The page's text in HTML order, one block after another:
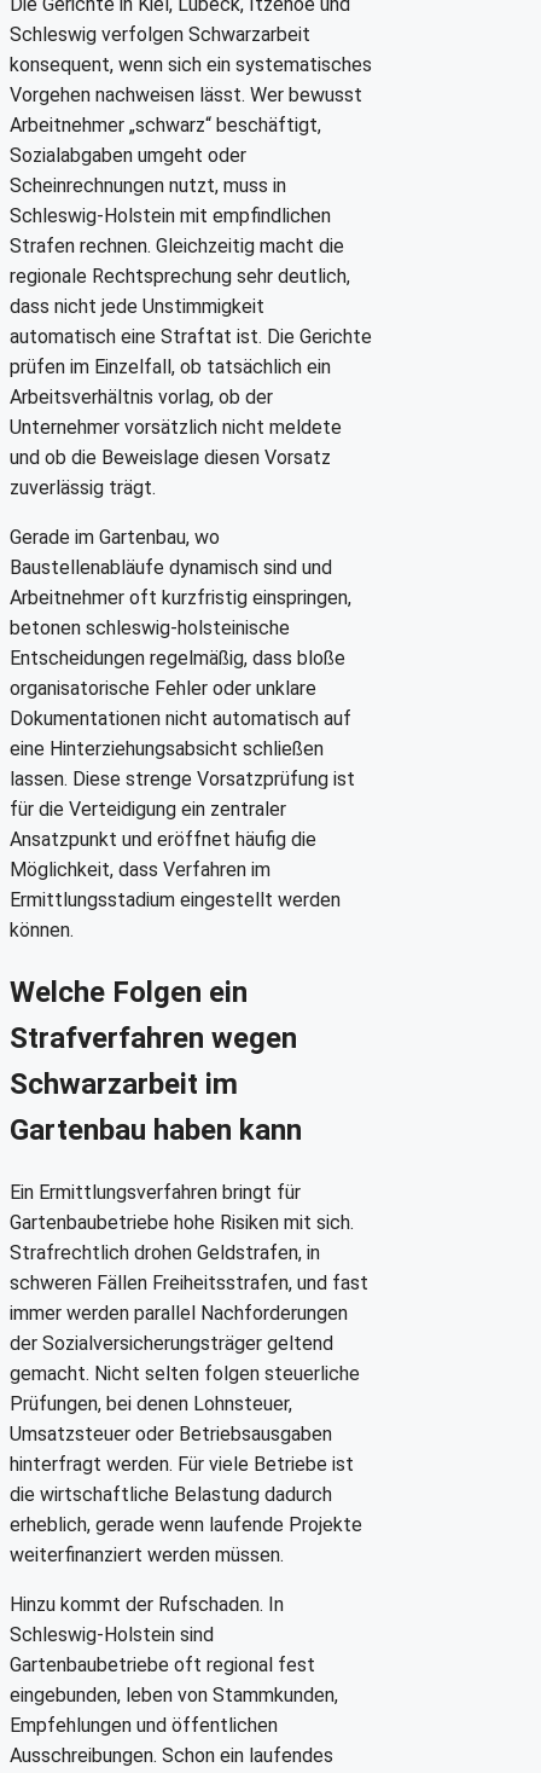
Die Gerichte in Kiel, Lübeck, Itzehoe und
Schleswig verfolgen Schwarzarbeit
konsequent, wenn sich ein systematisches
Vorgehen nachweisen lässt. Wer bewusst
Arbeitnehmer „schwarz“ beschäftigt,
Sozialabgaben umgeht oder
Scheinrechnungen nutzt, muss in
Schleswig-Holstein mit empfindlichen
Strafen rechnen. Gleichzeitig macht die
regionale Rechtsprechung sehr deutlich,
dass nicht jede Unstimmigkeit
automatisch eine Straftat ist. Die Gerichte
prüfen im Einzelfall, ob tatsächlich ein
Arbeitsverhältnis vorlag, ob der
Unternehmer vorsätzlich nicht meldete
und ob die Beweislage diesen Vorsatz
zuverlässig trägt.
Gerade im Gartenbau, wo
Baustellenabläufe dynamisch sind und
Arbeitnehmer oft kurzfristig einspringen,
betonen schleswig-holsteinische
Entscheidungen regelmäßig, dass bloße
organisatorische Fehler oder unklare
Dokumentationen nicht automatisch auf
eine Hinterziehungsabsicht schließen
lassen. Diese strenge Vorsatzprüfung ist
für die Verteidigung ein zentraler
Ansatzpunkt und eröffnet häufig die
Möglichkeit, dass Verfahren im
Ermittlungsstadium eingestellt werden
können.
Welche Folgen ein
Strafverfahren wegen
Schwarzarbeit im
Gartenbau haben kann
Ein Ermittlungsverfahren bringt für
Gartenbaubetriebe hohe Risiken mit sich.
Strafrechtlich drohen Geldstrafen, in
schweren Fällen Freiheitsstrafen, und fast
immer werden parallel Nachforderungen
der Sozialversicherungsträger geltend
gemacht. Nicht selten folgen steuerliche
Prüfungen, bei denen Lohnsteuer,
Umsatzsteuer oder Betriebsausgaben
hinterfragt werden. Für viele Betriebe ist
die wirtschaftliche Belastung dadurch
erheblich, gerade wenn laufende Projekte
weiterfinanziert werden müssen.
Hinzu kommt der Rufschaden. In
Schleswig-Holstein sind
Gartenbaubetriebe oft regional fest
eingebunden, leben von Stammkunden,
Empfehlungen und öffentlichen
Ausschreibungen. Schon ein laufendes